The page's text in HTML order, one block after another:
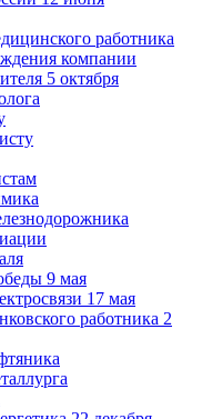
работника
компании
5 октября
9 мая
17 мая
работника 2